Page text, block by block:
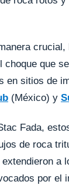
crucial,
choque que
en sitios de
(México) y
Fada,
de roca
a
por el